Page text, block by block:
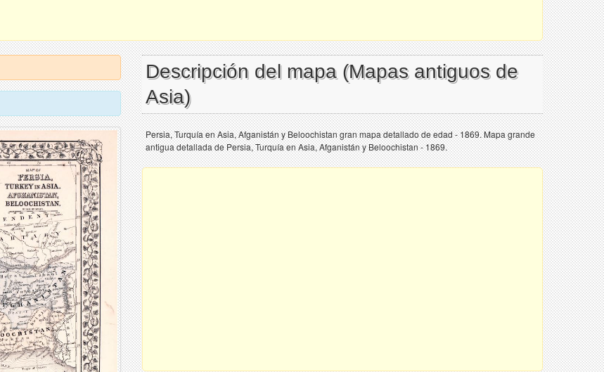
Descripción del mapa (Mapas antiguos de
Asia)
Persia, Turquía en Asia, Afganistán y Beloochistan gran mapa detallado de edad - 1869. Mapa grande
antigua detallada de Persia, Turquía en Asia, Afganistán y Beloochistan - 1869.